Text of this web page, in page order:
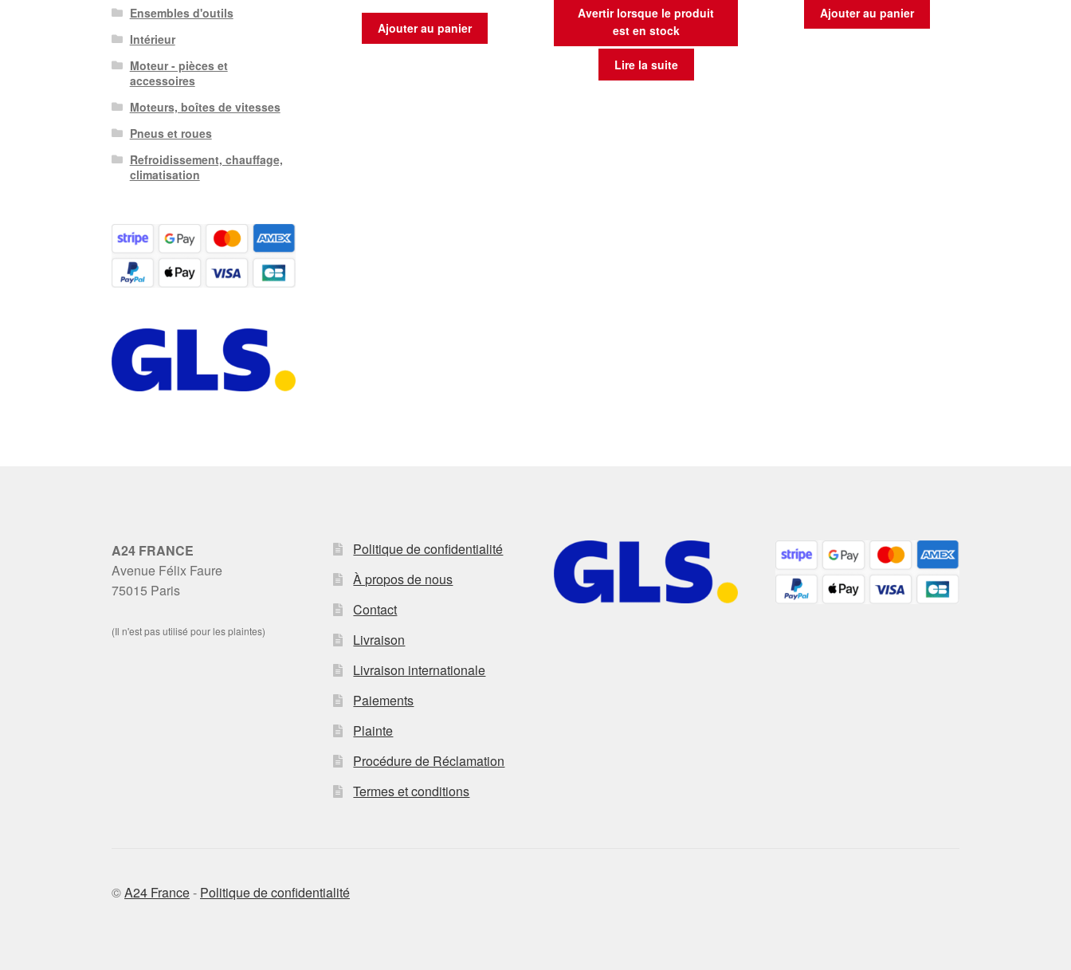
Ajouter au panier
Avertir lorsque le produit
est en stock
Lire la suite
Ajouter au panier
Ensembles d'outils
Intérieur
Moteur - pièces et
accessoires
Moteurs, boîtes de vitesses
Pneus et roues
Refroidissement, chauffage,
climatisation
A24 FRANCE
Avenue Félix Faure
75015 Paris
(Il n'est pas utilisé pour les plaintes)
Politique de confidentialité
À propos de nous
Contact
Livraison
Livraison internationale
Paiements
Plainte
Procédure de Réclamation
Termes et conditions
©A24 France- Politique de confidentialité